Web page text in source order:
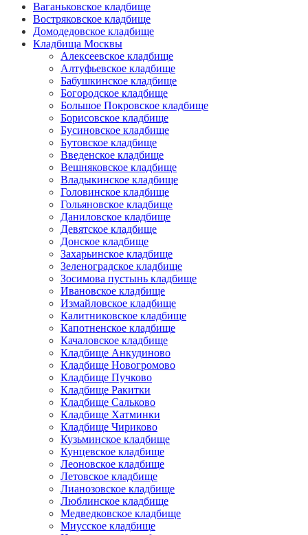
Ваганьковское кладбище
Востряковское кладбище
Домодедовское кладбище
Кладбища Москвы
Алексеевское кладбище
Алтуфьевское кладбище
Бабушкинское кладбище
Богородское кладбище
Большое Покровское кладбище
Борисовское кладбище
Бусиновское кладбище
Бутовское кладбище
Введенское кладбище
Вешняковское кладбище
Владыкинское кладбище
Головинское кладбище
Гольяновское кладбище
Даниловское кладбище
Девятское кладбище
Донское кладбище
Захарьинское кладбище
Зеленоградское кладбище
Зосимова пустынь кладбище
Ивановское кладбище
Измайловское кладбище
Калитниковское кладбище
Капотненское кладбище
Качаловское кладбище
Кладбище Анкудиново
Кладбище Новогромово
Кладбище Пучково
Кладбище Ракитки
Кладбище Сальково
Кладбище Хатминки
Кладбище Чириково
Кузьминское кладбище
Кунцевское кладбище
Леоновское кладбище
Летовское кладбище
Лианозовское кладбище
Люблинское кладбище
Медведковское кладбище
Миусское кладбище